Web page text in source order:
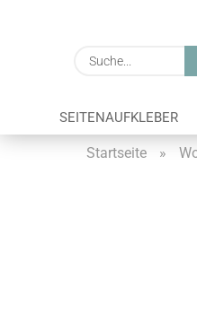
SEITENAUFKLEBER
Startseite »